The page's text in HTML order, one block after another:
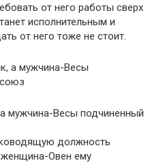
от него работы сверх
исполнительным и
от него тоже не стоит.
мужчина-Весы подчиненный
должность
Овен ему